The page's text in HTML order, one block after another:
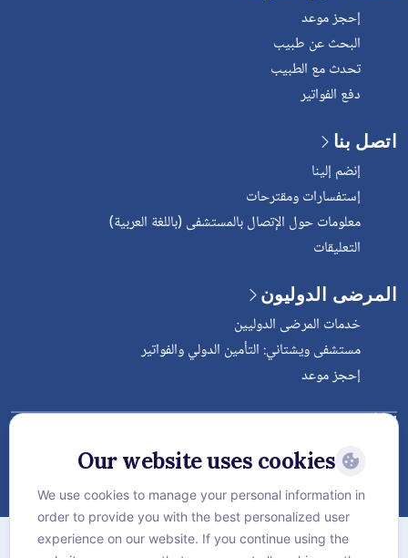
إحجز موعد
البحث عن طبيب
تحدث مع الطبيب
دفع الفواتير
اتصل بنا
إنضم إلينا
إستفسارات ومقترحات
معلومات حول الإتصال بالمستشفى (باللغة العربية)
التعليقات
المرضى الدوليون
خدمات المرضى الدوليين
مستشفى ويشتاني: التأمين الدولي والفواتير
إحجز موعد
Follow Vejthani International
Hospital
الخريطة
Our website uses cookies
We use cookies to manage your personal information in
order to provide you with the best personalized user
experience on our website. If you continue using the